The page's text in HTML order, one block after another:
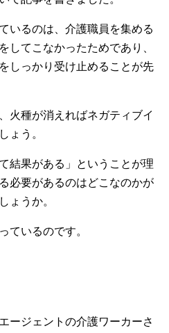
いるのは、介護職員を集める
してこなかったためであり、
しっかり受け止めることが先
火種が消えればネガティブイ
ょう。
結果がある」ということが理
必要があるのはどこなのかが
ょうか。
ているのです。
ージェントの介護ワーカーさ